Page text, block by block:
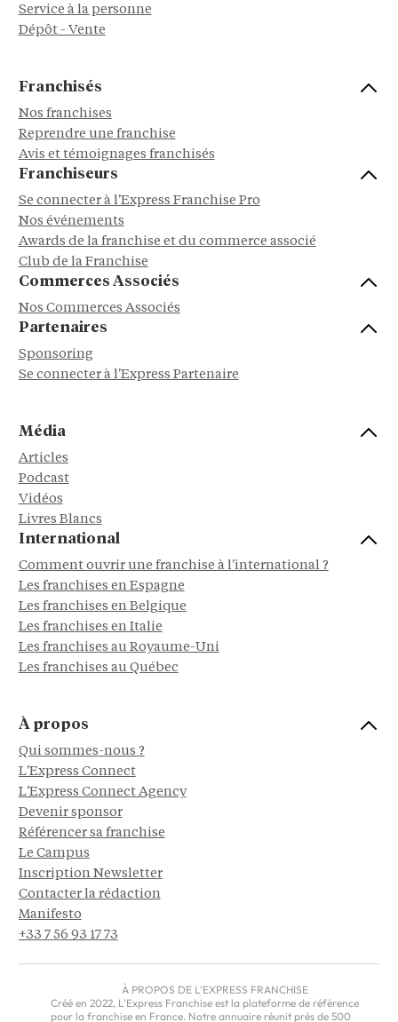
Service à la personne
Dépôt - Vente
Franchisés
Nos franchises
Reprendre une franchise
Avis et témoignages franchisés
Franchiseurs
Se connecter à l'Express Franchise Pro
Nos événements
Awards de la franchise et du commerce associé
Club de la Franchise
Commerces Associés
Nos Commerces Associés
Partenaires
Sponsoring
Se connecter à l'Express Partenaire
Média
Articles
Podcast
Vidéos
Livres Blancs
International
Comment ouvrir une franchise à l'international ?
Les franchises en Espagne
Les franchises en Belgique
Les franchises en Italie
Les franchises au Royaume-Uni
Les franchises au Québec
À propos
Qui sommes-nous ?
L'Express Connect
L'Express Connect Agency
Devenir sponsor
Référencer sa franchise
Le Campus
Inscription Newsletter
Contacter la rédaction
Manifesto
+33 7 56 93 17 73
À PROPOS DE L'EXPRESS FRANCHISE
Créé en 2022, L'Express Franchise est la plateforme de référence
pour la franchise en France. Notre annuaire réunit près de 500